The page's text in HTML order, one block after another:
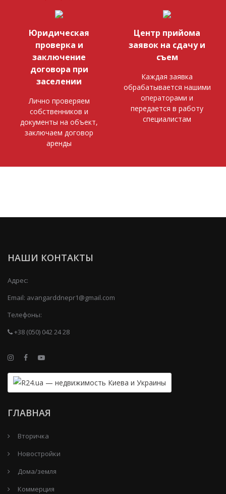
Юридическая
проверка и
заключение
договора при
заселении
Лично проверяем
собственников и
документы на объект,
заключаем договор
аренды
Центр прийома
заявок на сдачу и
съем
Каждая заявка
обрабатывается нашими
операторами и
передается в работу
специалистам
НАШИ КОНТАКТЫ
Адрес:
Email: avangarddnepr1@gmail.com
Телефоны:
+38 (050) 042 24 28
ГЛАВНАЯ
Вторичка
Новостройки
Дома/земля
Коммерция